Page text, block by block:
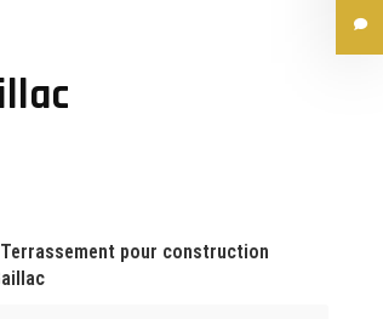
pour construction